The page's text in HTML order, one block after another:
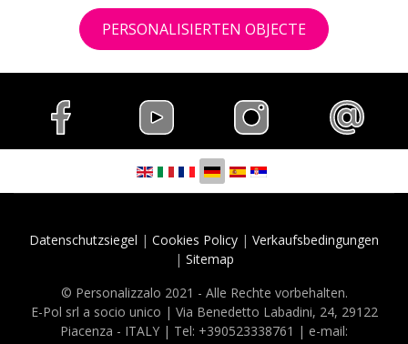
PERSONALISIERTEN OBJECTE
Sprache auswählen
Datenschutzsiegel | Cookies Policy | Verkaufsbedingungen
| Sitemap
© Personalizzalo 2021 - Alle Rechte vorbehalten.
E-Pol srl a socio unico | Via Benedetto Labadini, 24, 29122
Piacenza - ITALY | Tel: +390523338761 | e-mail: